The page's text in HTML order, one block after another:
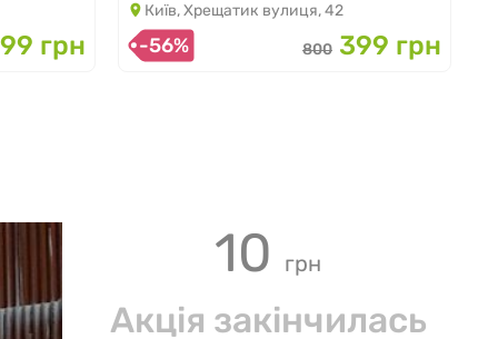
грн
Київ, Хрещатик вулиця, 42
-56% 800 399 грн
10 грн
Акція закінчилась